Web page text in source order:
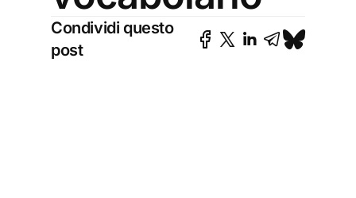
Condividi questo
post